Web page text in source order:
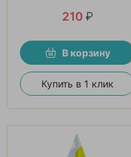
210 ₽
В корзину
Купить в 1 клик